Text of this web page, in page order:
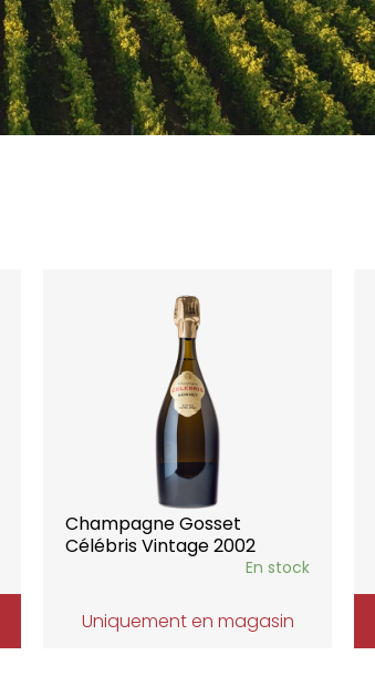
Champagne Gosset
Célébris Vintage 2002
En stock
Uniquement en magasin